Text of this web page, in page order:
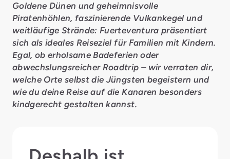
Goldene Dünen und geheimnisvolle
Piratenhöhlen, faszinierende Vulkankegel und
weitläufige Strände: Fuerteventura präsentiert
sich als ideales Reiseziel für Familien mit Kindern.
Egal, ob erholsame Badeferien oder
abwechslungsreicher Roadtrip – wir verraten dir,
welche Orte selbst die Jüngsten begeistern und
wie du deine Reise auf die Kanaren besonders
kindgerecht gestalten kannst.